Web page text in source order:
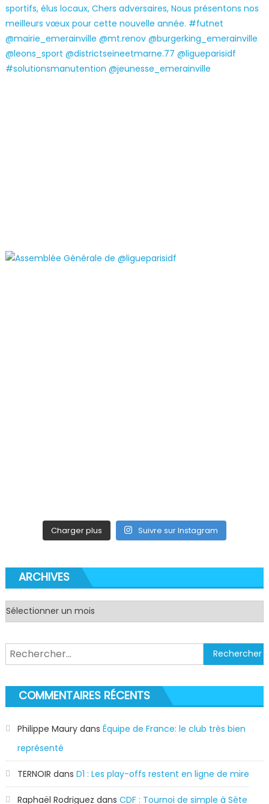
Charger plus Suivre sur Instagram
ARCHIVES
Archives
Rechercher :
COMMENTAIRES RÉCENTS
Philippe Maurydans Équipe de France: le club très bien
représenté
TERNOIR dans D1 : Les play-offs restent en ligne de mire
Raphaël Rodriguez dans CDF : Tournoi de simple à Sète